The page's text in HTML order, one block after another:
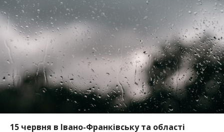
15 червня в Івано-Франківську та області